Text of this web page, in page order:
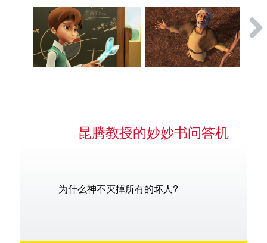
昆腾教授的妙妙书问答机
为什么神不灭掉所有的坏人?